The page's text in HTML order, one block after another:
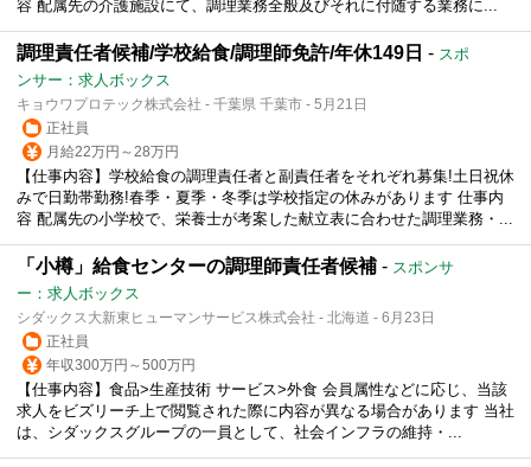
容 配属先の介護施設にて、調理業務全般及びそれに付随する業務に...
調理責任者候補/学校給食/調理師免許/年休149日 - スポ
ンサー：求人ボックス
キョウワプロテック株式会社 - 千葉県 千葉市 - 5月21日
正社員
月給22万円～28万円
【仕事内容】学校給食の調理責任者と副責任者をそれぞれ募集!土日祝休
みで日勤帯勤務!春季・夏季・冬季は学校指定の休みがあります 仕事内
容 配属先の小学校で、栄養士が考案した献立表に合わせた調理業務・...
「小樽」給食センターの調理師責任者候補 - スポンサ
ー：求人ボックス
シダックス大新東ヒューマンサービス株式会社 - 北海道 - 6月23日
正社員
年収300万円～500万円
【仕事内容】食品>生産技術 サービス>外食 会員属性などに応じ、当該
求人をビズリーチ上で閲覧された際に内容が異なる場合があります 当社
は、シダックスグループの一員として、社会インフラの維持・...